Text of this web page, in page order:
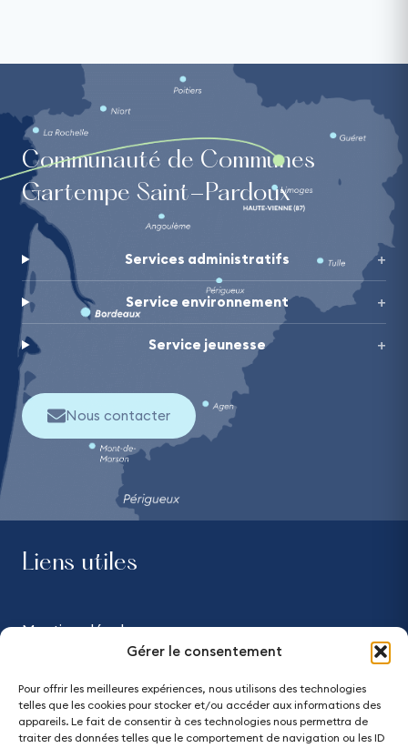
Gérer le consentement
Pour offrir les meilleures expériences, nous utilisons des technologies
telles que les cookies pour stocker et/ou accéder aux informations des
appareils. Le fait de consentir à ces technologies nous permettra de
traiter des données telles que le comportement de navigation ou les ID
Communauté de Communes
Gartempe Saint-Pardoux
Services administratifs
Service environnement
Service jeunesse
Nous contacter
Liens utiles
Mentions légales
Accessibilité - partiellement conforme